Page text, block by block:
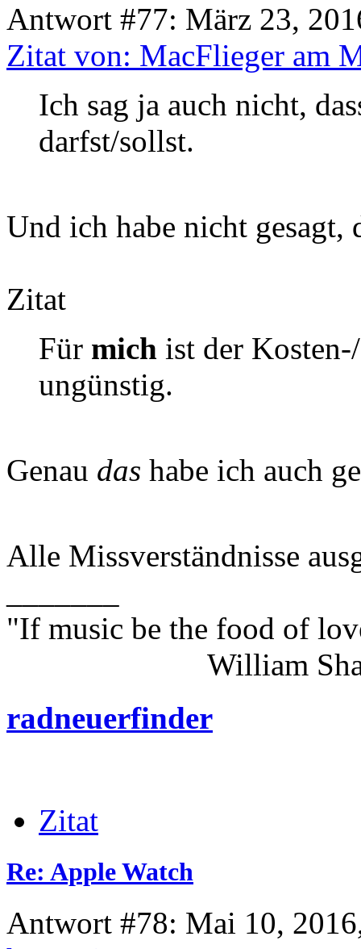
Antwort #77: März 23,
Zitat von: MacFlieger am
Ich sag ja auch nicht,
darfst/sollst.
Und ich habe nicht gesagt,
Zitat
Für mich ist der
ungünstig.
Genau das habe ich auch
Alle Missverständnisse
"If music be the food of
William
radneuerfinder
Zitat
Re: Apple Watch
Antwort #78: Mai 10,